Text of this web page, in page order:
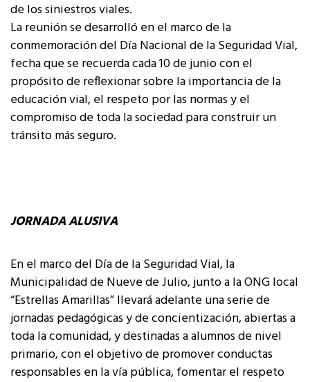
de los siniestros viales.
La reunión se desarrolló en el marco de la
conmemoración del Día Nacional de la Seguridad Vial,
fecha que se recuerda cada 10 de junio con el
propósito de reflexionar sobre la importancia de la
educación vial, el respeto por las normas y el
compromiso de toda la sociedad para construir un
tránsito más seguro.
JORNADA ALUSIVA
En el marco del Día de la Seguridad Vial, la
Municipalidad de Nueve de Julio, junto a la ONG local
“Estrellas Amarillas” llevará adelante una serie de
jornadas pedagógicas y de concientización, abiertas a
toda la comunidad, y destinadas a alumnos de nivel
primario, con el objetivo de promover conductas
responsables en la vía pública, fomentar el respeto